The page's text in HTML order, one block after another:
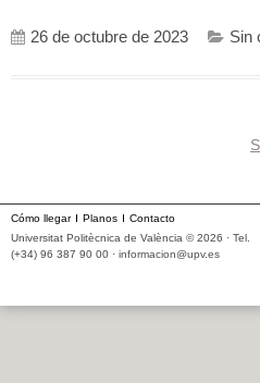
26 de octubre de 2023 Sin
entradas
Cómo llegar Planos
Contacto
Universitat Politècnica de València © 2026 · Tel.
(+34) 96 387 90 00 · informacion@upv.es